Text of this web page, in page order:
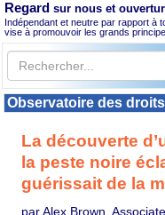
Regard sur nous et
Indépendant et neutre par rapport à
vise à promouvoir les grands
Observatoire des
La découverte
la peste noire
guérissait de la
par Alex Brown,